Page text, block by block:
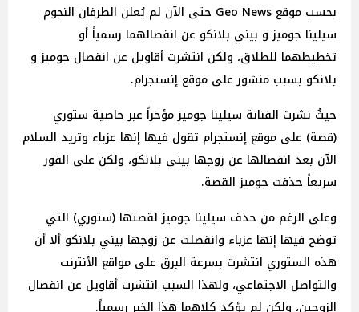
بحسب موقع Geo News حتى الآن لم يُعلن الطرفان النجوم
سيلينا جوميز و بيني بلانكو عن انفصالهما رسمياً أو
تخطيطهما للطلاق، ولكن انتشرت أقاويل عن انفصال جوميز و
بلانكو بسبب منشور على موقع إنستجرام.
حيثُ نشرت الفنانة سيلينا جوميز مؤخراً عبر خاصية ستوري
(قصة) على موقع إنستجرام تقول فيها إنها عزباء وتريد السلام
الآن بعد انفصالها عن زوجها بيني بلانكو، ولكن على الفور
سريعاً حذفت جوميز القصة.
وعلى الرغم من حذف سيلينا جوميز لقصتها (ستوري) التي
توضح فيها إنها عزباء وانفصلت عن زوجها بيني بلانكو ألا أن
هذه الستوري انتشرت بسرعة البرق على مواقع الأنترنت
والتواصل الاجتماعي، ولهذا السبب انتشرت أقاويل عن انفصال
الزوجين، ولكن لم يؤكد كلاهما هذا الخبر رسمياً.